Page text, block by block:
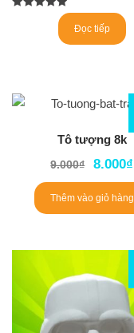
Được xếp
Đọc tiếp
Tô tượng 8k
9.000₫ 8.000₫
Thêm vào giỏ hàng